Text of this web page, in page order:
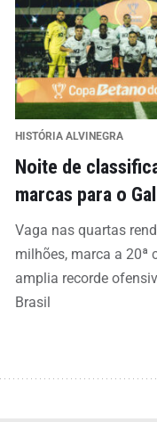
HISTÓRIA ALVINEGRA
Noite de
marcas para o
Vaga nas quartas
milhões, marca a 20ª
amplia recorde
Brasil